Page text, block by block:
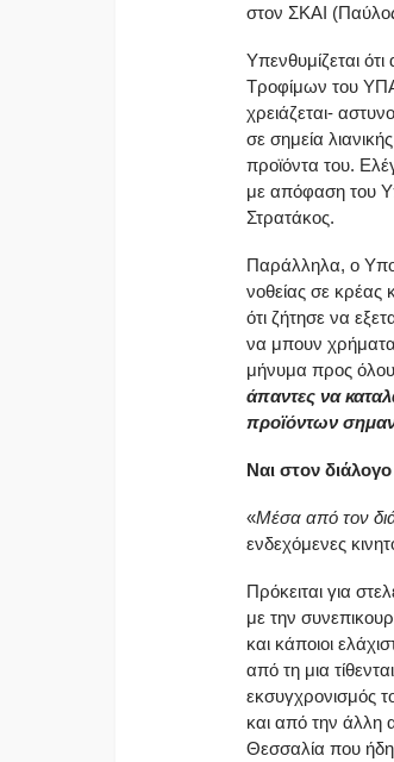
στον ΣΚΑΙ
Υπενθυμίζεται
Τροφίμων του
χρειάζεται-
σε σημεία
προϊόντα του.
με απόφαση του
Στρατάκος.
Παράλληλα, ο
νοθείας σε κρέας
ότι ζήτησε να
να μπουν χρήματα
μήνυμα προς
άπαντες να
προϊόντων
Ναι στον διάλογο
«Μέσα από τον
ενδεχόμενες
Πρόκειται για
με την
και κάποιοι
από τη μια
εκσυγχρονισμός
και από την άλλη
Θεσσαλία που ήδη